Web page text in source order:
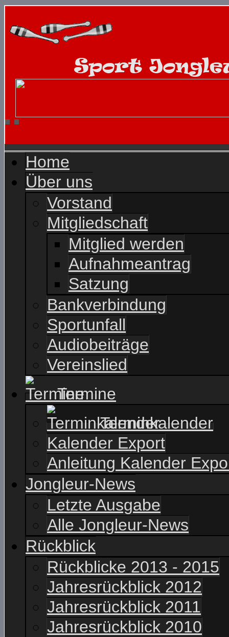
Home
Über uns
Vorstand
Mitgliedschaft
Mitglied werden
Aufnahmeantrag
Satzung
Bankverbindung
Sportunfall
Audiobeiträge
Vereinslied
Termine
Terminkalender
Kalender Export
Anleitung Kalender
Jongleur-News
Letzte Ausgabe
Alle Jongleur-News
Rückblick
Rückblicke 2013 - 2015
Jahresrückblick 2012
Jahresrückblick 2011
Jahresrückblick 2010